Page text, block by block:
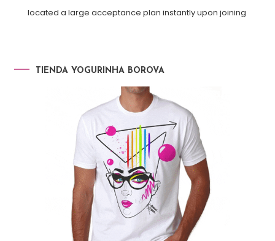
located a large acceptance plan instantly upon joining
TIENDA YOGURINHA BOROVA